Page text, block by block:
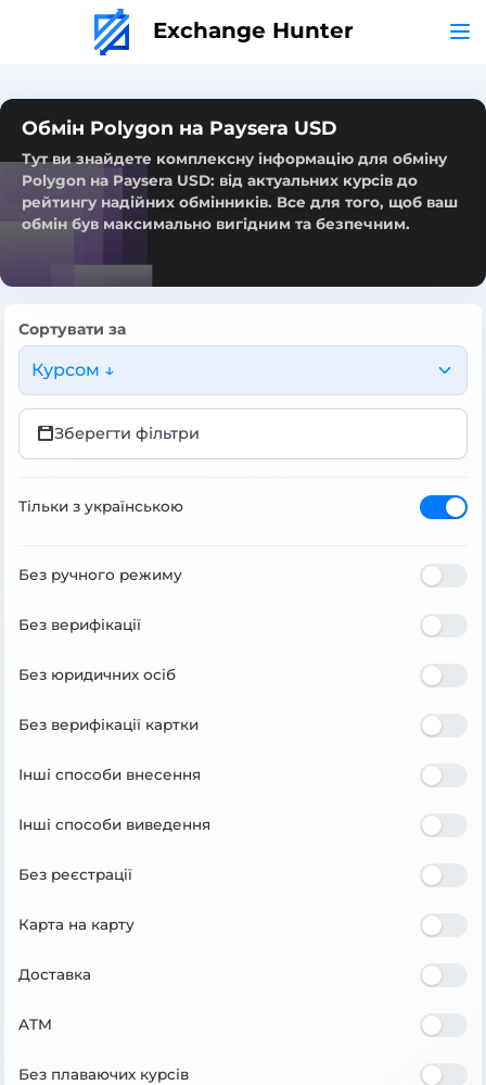
Exchange Hunter
Обмін Polygon на Paysera USD
Тут ви знайдете комплексну інформацію для обміну
Polygon на Paysera USD: від актуальних курсів до
рейтингу надійних обмінників. Все для того, щоб ваш
обмін був максимально вигідним та безпечним.
Сортувати за
Курсом ↓
Зберегти фільтри
Тільки з українською
Без ручного режиму
Без верифікації
Без юридичних осіб
Без верифікації картки
Інші способи внесення
Інші способи виведення
Без реєстрації
Карта на карту
Доставка
ATM
Без плаваючих курсів